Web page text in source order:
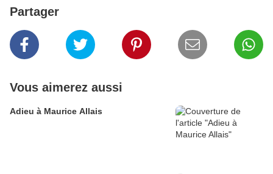
Partager
Vous aimerez aussi
Adieu à Maurice Allais